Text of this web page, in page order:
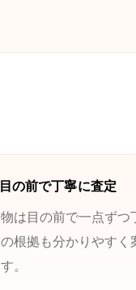
目の前で丁寧に査定
は目の前で一点ずつ
根拠も分かりやすく
。